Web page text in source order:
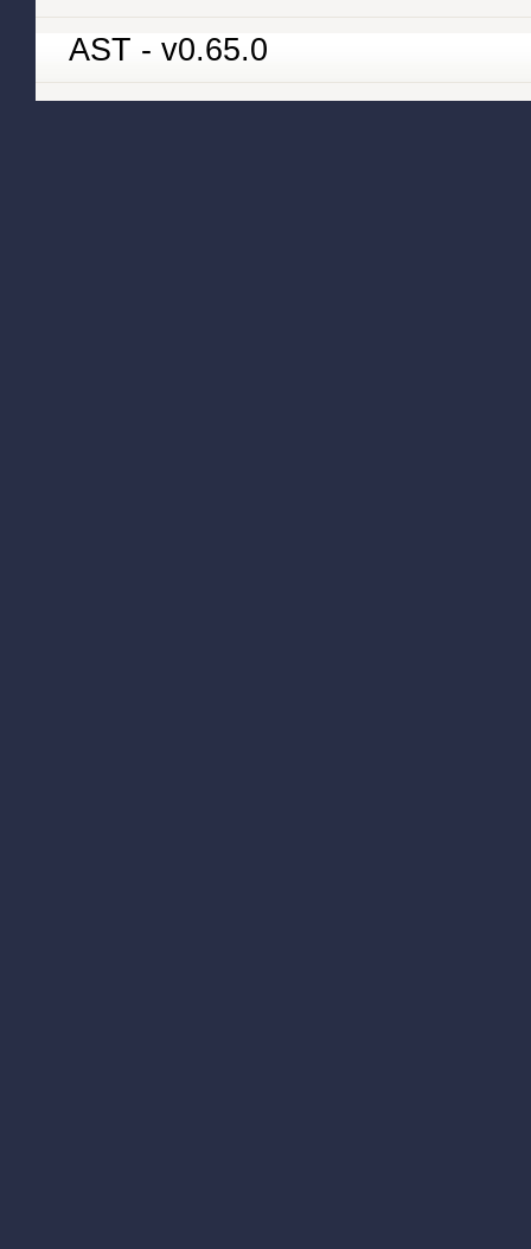
AST - v0.65.0